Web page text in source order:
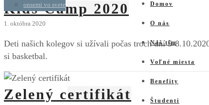
Domov
O nás
Náš tím
Voľné miesta
onsemi vo svete
Benefity
Študenti
Kids Camp 2020
1. októbra 2020
Deti našich kolegov si užívali počas troch dní 5-
si basketbal.
Zelený certifikát